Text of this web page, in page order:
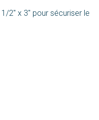
2'' x 3'' pour sécuriser le